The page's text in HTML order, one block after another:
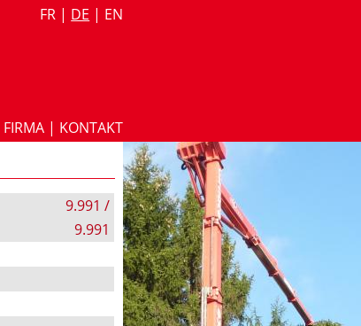
FR | DE | EN
FIRMA | KONTAKT
9.991 /
9.991